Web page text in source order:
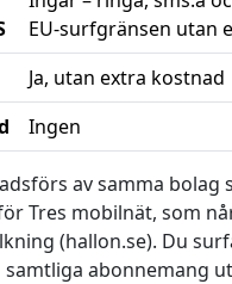
EU-surfgränsen utan
Ja, utan extra kostnad
Ingen
av samma bolag
Tres mobilnät, som
(hallon.se). Du
samtliga abonnemang